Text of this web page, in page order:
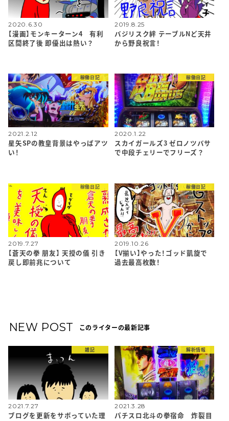
2020.6.30
【漫画】モンキーターン4 有利
区間終了後 即優出は熱い？
2019.8.25
バジリスク絆 テーブルNど天井
から野良祝言！
稼働日記
2021.2.12
星矢SPの教皇背景はやっぱアツ
い！
稼働日記
2020.1.22
スカイガールズ3 ゼロノツバサ
で中段チェリーでフリーズ？
稼働日記
2019.7.27
【蒼天の拳 朋友】 天授の儀 引き
戻し即前兆について
稼働日記
2019.10.26
【V揃い】やった！ゴッド凱旋で
過去最高枚数！
NEW POST このライターの最新記事
雑記
2021.7.27
ブログを更新をサボっていた理
解析情報
2021.3.28
パチスロ北斗の拳宿命 炸裂目